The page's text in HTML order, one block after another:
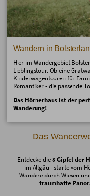
Wandern in
Hier im Wandergebiet
Lieblingstour. Ob eine
Kinderwagentouren für
Romantiker - die passende
Das Hörnerhaus ist der
Wanderung!
Das
Entdecke die8 Gipfel der
im Allgäu - starte vom
Wandere durch Wiesen
traumhafte